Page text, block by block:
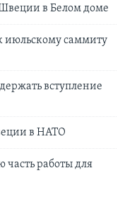
в Белом доме
июльскому саммиту
вступление
в НАТО
работы для